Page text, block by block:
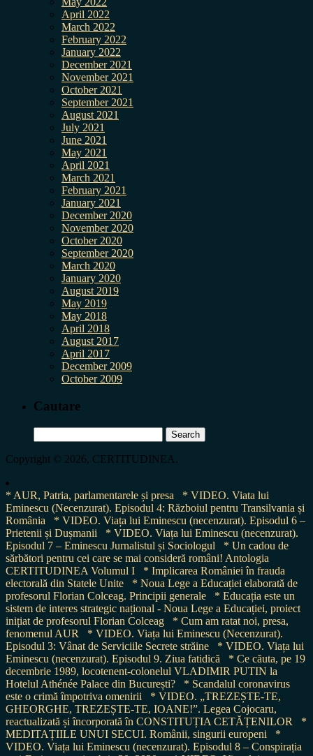
April 2022
March 2022
February 2022
January 2022
December 2021
November 2021
October 2021
September 2021
August 2021
July 2021
June 2021
May 2021
April 2021
March 2021
February 2021
January 2021
December 2020
November 2020
October 2020
September 2020
March 2020
January 2020
August 2019
May 2019
May 2018
April 2018
August 2017
April 2017
December 2009
October 2009
Cautare
for:
Copyright © 2026, CERTITUDINEA.
* AUR, Patria, parlamentarele și presa
* VIDEO. Viata lui
Eminescu (Necenzurat). Episodul 4: Războiul pentru Transilvania și
România
* VIDEO. Viața lui Eminescu (necenzurat). Episodul 6 –
Prietenii și Dușmanii
* VIDEO. Viața lui Eminescu (necenzurat).
Episodul 7 – Eminescu Jurnalistul și Sociologul
* Un cadou de
sărbători pentru cei care se mai consideră români! Antologia
CERTITUDINEA Volumul I
* Implicarea României în frauda
electorală din Statele Unite
* Noua Lege a Educației elaborată de
profesorul Florian Colceag. Principii generale
* Educația este un
sistem de interes strategic național - Noua Lege a Educației, proiect
inițiat de profesorul Florian Colceag
* Cum am ratat noi, presa,
fenomenul AUR
* VIDEO. Viața lui Eminescu (Necenzurat).
Episodul 3: Vânat de Serviciile Secrete străine
* VIDEO. Viața lui
Eminescu (necenzurat). Episodul 9. Ziua fatidică
* Ce căuta, pe 19
decembrie 1989, locotenent-colonelul VLADIMIR PUTIN la
Hotelul Athénée Palace din București?
* Scandalul coronavirus
este o crimă împotriva omenirii
* VIDEO. „TREZEȘTE-TE,
GHEORGHE, TREZEȘTE-TE, IOANE!”. Legea Cojocaru,
reactualizată și încorporată în CONSTITUȚIA CETĂȚENILOR
*
MEDITAȚIILE UNUI SECUI. Românii, singurii europeni
*
VIDEO. Viața lui Eminescu (necenzurat). Episodul 8 – Conspirația